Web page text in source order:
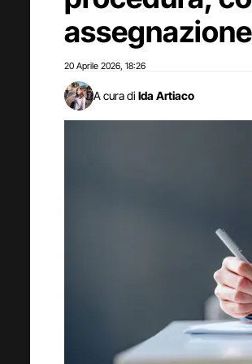
20 Aprile 2026 18:26
A cura di Ida Artiaco